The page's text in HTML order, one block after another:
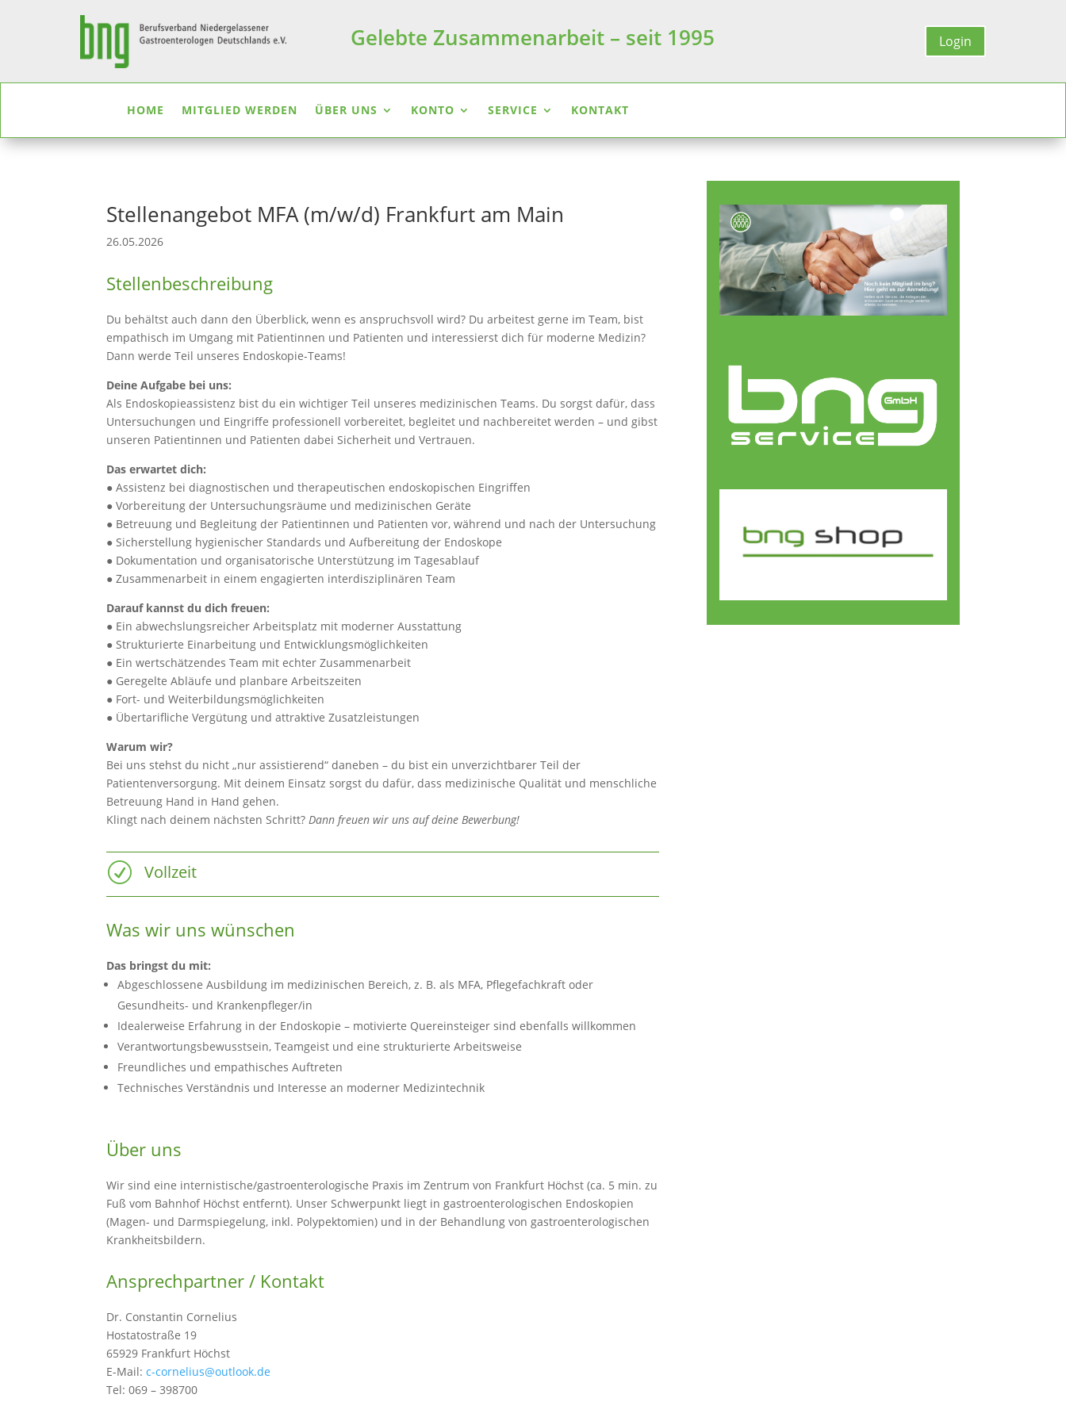
Gelebte Zusammenarbeit – seit 1995 Login
HOME MITGLIED WERDEN ÜBER UNS KONTO SERVICE KONTAKT
Stellenangebot MFA (m/w/d) Frankfurt am Main
26.05.2026
Stellenbeschreibung
Du behältst auch dann den Überblick, wenn es anspruchsvoll wird? Du arbeitest gerne im Team, bist
empathisch im Umgang mit Patientinnen und Patienten und interessierst dich für moderne Medizin?
Dann werde Teil unseres Endoskopie-Teams!
Deine Aufgabe bei uns:
Als Endoskopieassistenz bist du ein wichtiger Teil unseres medizinischen Teams. Du sorgst dafür, dass
Untersuchungen und Eingriffe professionell vorbereitet, begleitet und nachbereitet werden – und gibst
unseren Patientinnen und Patienten dabei Sicherheit und Vertrauen.
Das erwartet dich:
● Assistenz bei diagnostischen und therapeutischen endoskopischen Eingriffen
● Vorbereitung der Untersuchungsräume und medizinischen Geräte
● Betreuung und Begleitung der Patientinnen und Patienten vor, während und nach der Untersuchung
● Sicherstellung hygienischer Standards und Aufbereitung der Endoskope
● Dokumentation und organisatorische Unterstützung im Tagesablauf
● Zusammenarbeit in einem engagierten interdisziplinären Team
Darauf kannst du dich freuen:
● Ein abwechslungsreicher Arbeitsplatz mit moderner Ausstattung
● Strukturierte Einarbeitung und Entwicklungsmöglichkeiten
● Ein wertschätzendes Team mit echter Zusammenarbeit
● Geregelte Abläufe und planbare Arbeitszeiten
● Fort- und Weiterbildungsmöglichkeiten
● Übertarifliche Vergütung und attraktive Zusatzleistungen
Warum wir?
Bei uns stehst du nicht „nur assistierend“ daneben – du bist ein unverzichtbarer Teil der
Patientenversorgung. Mit deinem Einsatz sorgst du dafür, dass medizinische Qualität und menschliche
Betreuung Hand in Hand gehen.
Klingt nach deinem nächsten Schritt? Dann freuen wir uns auf deine Bewerbung!
R Vollzeit
Was wir uns wünschen
Das bringst du mit:
Abgeschlossene Ausbildung im medizinischen Bereich, z. B. als MFA, Pflegefachkraft oder
Gesundheits- und Krankenpfleger/in
Idealerweise Erfahrung in der Endoskopie – motivierte Quereinsteiger sind ebenfalls willkommen
Verantwortungsbewusstsein, Teamgeist und eine strukturierte Arbeitsweise
Freundliches und empathisches Auftreten
Technisches Verständnis und Interesse an moderner Medizintechnik
Über uns
Wir sind eine internistische/gastroenterologische Praxis im Zentrum von Frankfurt Höchst (ca. 5 min. zu
Fuß vom Bahnhof Höchst entfernt). Unser Schwerpunkt liegt in gastroenterologischen Endoskopien
(Magen- und Darmspiegelung, inkl. Polypektomien) und in der Behandlung von gastroenterologischen
Krankheitsbildern.
Ansprechpartner / Kontakt
Dr. Constantin Cornelius
Hostatostraße 19
65929 Frankfurt Höchst
E-Mail:c-cornelius@outlook.de
Tel: 069 – 398700